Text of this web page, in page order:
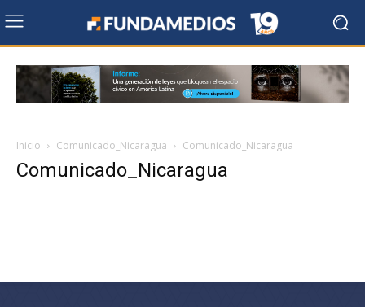
Inicio Comunicado_Nicaragua Comunicado_Nicaragua
Comunicado_Nicaragua